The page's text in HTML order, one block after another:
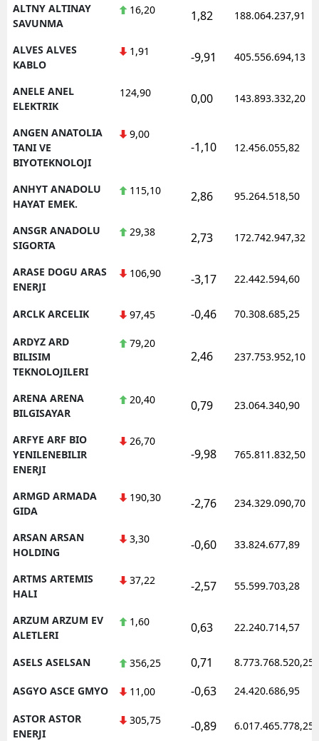
ALTNY ALTINAY
SAVUNMA
16,20 1,82 188.064.237,91
ALVES ALVES
KABLO
1,91 -9,91 405.556.694,13
ANELE ANEL
ELEKTRIK
124,90 0,00 143.893.332,20
ANGEN ANATOLIA
TANI VE
BIYOTEKNOLOJI
9,00
-1,10 12.456.055,82
ANHYT ANADOLU
HAYAT EMEK.
115,10 2,86 95.264.518,50
ANSGR ANADOLU
SIGORTA
29,38 2,73 172.742.947,32
ARASE DOGU ARAS
ENERJI
106,90 -3,17 22.442.594,60
ARCLK ARCELIK 97,45 -0,46 70.308.685,25
ARDYZ ARD
BILISIM
TEKNOLOJILERI
79,20
2,46 237.753.952,10
ARENA ARENA
BILGISAYAR
20,40 0,79 23.064.340,90
ARFYE ARF BIO
YENILENEBILIR
ENERJI
26,70
-9,98 765.811.832,50
ARMGD ARMADA
GIDA
190,30 -2,76 234.329.090,70
ARSAN ARSAN
HOLDING
3,30 -0,60 33.824.677,89
ARTMS ARTEMIS
HALI
37,22 -2,57 55.599.703,28
ARZUM ARZUM EV
ALETLERI
1,60 0,63 22.240.714,57
ASELS ASELSAN 356,25 0,71 8.773.768.520,25
ASGYO ASCE GMYO 11,00 -0,63 24.420.686,95
ASTOR ASTOR
ENERJI
305,75 -0,89 6.017.465.778,25